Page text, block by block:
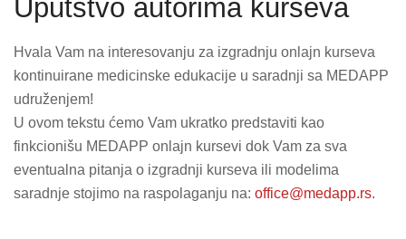
Uputstvo autorima kurseva
Hvala Vam na interesovanju za izgradnju onlajn kurseva
kontinuirane medicinske edukacije u saradnji sa MEDAPP
udruženjem!
U ovom tekstu ćemo Vam ukratko predstaviti kao
finkcionišu MEDAPP onlajn kursevi dok Vam za sva
eventualna pitanja o izgradnji kurseva ili modelima
saradnje stojimo na raspolaganju na: office@medapp.rs.